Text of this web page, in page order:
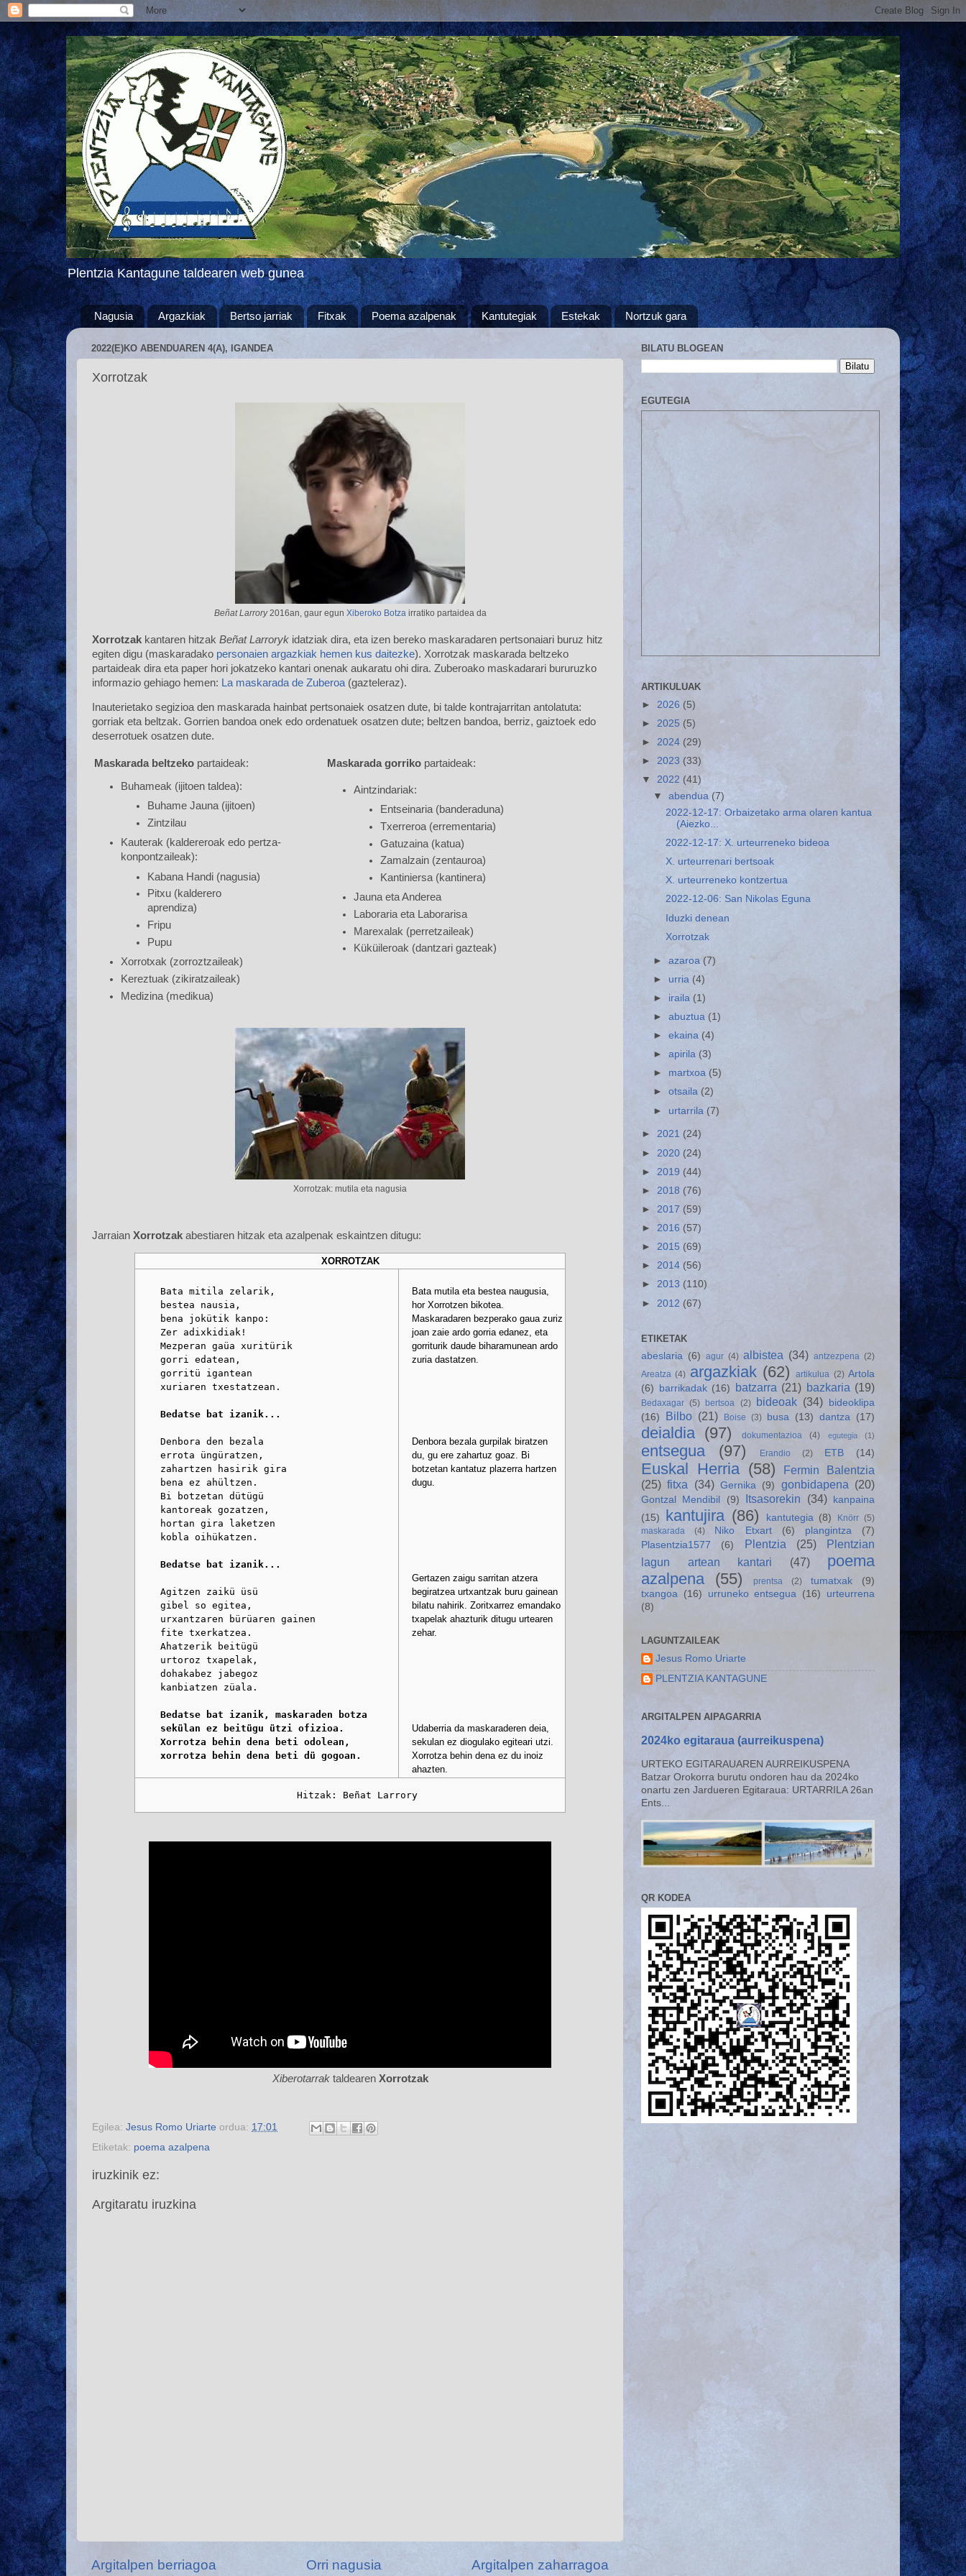
Plentzia Kantagune taldearen web gunea
Nagusia Argazkiak Bertso jarriak Fitxak Poema azalpenak Kantutegiak Estekak Nortzuk gara
2022(E)KO ABENDUAREN 4(A), IGANDEA
Xorrotzak
Beñat Larrory2016an, gaur egun Xiberoko Botza irratiko partaidea da
Xorrotzak kantaren hitzak Beñat Larroryk idatziak dira, eta izen bereko maskaradaren pertsonaiari buruz hitz
egiten digu (maskaradako personaien argazkiak hemen kus daitezke). Xorrotzak maskarada beltzeko
partaideak dira eta paper hori jokatzeko kantari onenak aukaratu ohi dira. Zuberoako maskadarari bururuzko
informazio gehiago hemen: La maskarada de Zuberoa (gazteleraz).
Inauterietako segizioa den maskarada hainbat pertsonaiek osatzen dute, bi talde kontrajarritan antolatuta:
gorriak eta beltzak. Gorrien bandoa onek edo ordenatuek osatzen dute; beltzen bandoa, berriz, gaiztoek edo
deserrotuek osatzen dute.
Maskarada beltzeko partaideak: Maskarada gorriko partaideak:
Buhameak (ijitoen taldea):
Buhame Jauna (ijitoen)
Zintzilau
Kauterak (kaldereroak edo pertza-
konpontzaileak):
Kabana Handi (nagusia)
Pitxu (kalderero
aprendiza)
Fripu
Pupu
Xorrotxak (zorroztzaileak)
Kereztuak (zikiratzaileak)
Medizina (medikua)
Aintzindariak:
Entseinaria (banderaduna)
Txerreroa (errementaria)
Gatuzaina (katua)
Zamalzain (zentauroa)
Kantiniersa (kantinera)
Jauna eta Anderea
Laboraria eta Laborarisa
Marexalak (perretzaileak)
Küküileroak (dantzari gazteak)
Xorrotzak: mutila eta nagusia
Jarraian Xorrotzak abestiaren hitzak eta azalpenak eskaintzen ditugu:
XORROTZAK
    Bata mitila zelarik,
    bestea nausia,
    bena jokütik kanpo:
    Zer adixkidiak!
    Mezperan gaüa xuritürik
    gorri edatean,
    gorritü igantean
    xuriaren txestatzean.
Bedatse bat izanik...
    Denbora den bezala
    errota üngüratzen,
    zahartzen hasirik gira
    bena ez ahültzen.
    Bi botzetan dütügü
    kantoreak gozatzen,
    hortan gira laketzen
    kobla oihükatzen.
Bedatse bat izanik...
    Agitzen zaikü üsü
    gibel so egitea,
    urxantzaren bürüaren gainen
    fite txerkatzea.
    Ahatzerik beitügü
    urtoroz txapelak,
    dohakabez jabegoz
    kanbiatzen züala.
Bedatse bat izanik, maskaraden botza
    sekülan ez beitügu ützi ofizioa.
    Xorrotza behin dena beti odolean,
    xorrotza behin dena beti dü gogoan.
Bata mutila eta bestea naugusia,
hor Xorrotzen bikotea.
Maskaradaren bezperako gaua zuriz
joan zaie ardo gorria edanez, eta
gorriturik daude biharamunean ardo
zuria dastatzen.
Denbora bezala gurpilak biratzen
du, gu ere zahartuz goaz. Bi
botzetan kantatuz plazerra hartzen
dugu.
Gertazen zaigu sarritan atzera
begiratzea urtxantzak buru gainean
bilatu nahirik. Zoritxarrez emandako
txapelak ahazturik ditugu urtearen
zehar.
Udaberria da maskaraderen deia,
sekulan ez diogulako egiteari utzi.
Xorrotza behin dena ez du inoiz
ahazten.
                            Hitzak: Beñat Larrory
Xiberotarraktaldearen Xorrotzak
Egilea: Jesus Romo Uriarte ordua: 17:01
Etiketak: poema azalpena
iruzkinik ez:
Argitaratu iruzkina
Argitalpen berriagoa Argitalpen zaharragoa
Orri nagusia
BILATU BLOGEAN
EGUTEGIA
ARTIKULUAK
► 2026 (5)
► 2025 (5)
► 2024 (29)
► 2023 (33)
▼ 2022 (41)
▼abendua (7)
2022-12-17: Orbaizetako arma olaren kantua
(Aiezko...
2022-12-17: X. urteurreneko bideoa
X. urteurrenari bertsoak
X. urteurreneko kontzertua
2022-12-06: San Nikolas Eguna
Iduzki denean
Xorrotzak
►azaroa (7)
► urria (4)
► iraila (1)
►abuztua (1)
►ekaina (4)
►apirila (3)
► martxoa (5)
►otsaila (2)
► urtarrila (7)
► 2021 (24)
► 2020 (24)
► 2019 (44)
► 2018 (76)
► 2017 (59)
► 2016 (57)
► 2015 (69)
► 2014 (56)
► 2013 (110)
► 2012 (67)
ETIKETAK
abeslaria (6) agur (4) albistea (34) antzezpena (2)
Areatza (4) argazkiak (62) artikulua (2) Artola
(6)
barrikadak (16) batzarra (21) bazkaria (19)
Bedaxagar (5) bertsoa (2) bideoak (34)
bideoklipa
(16)
Bilbo (21) Boise (3) busa (13) dantza (17)
deialdia (97) dokumentazioa (4) egutegia (1)
entsegua (97) Erandio (2) ETB (14)
Euskal Herria (58)
Fermin Balentzia
(25) fitxa (34) Gernika (9) gonbidapena (20)
Gontzal Mendibil (9) Itsasorekin (34)
kanpaina
(15)
kantujira (86) kantutegia (8) Knörr (5)
maskarada
(4) Niko Etxart (6) plangintza
(7)
Plasentzia1577
(6) Plentzia (25)
Plentzian
lagun artean kantari
(47)
poema
azalpena
(55) prentsa (2) tumatxak
(9)
txangoa (16) urruneko entsegua (16)
urteurrena
(8)
LAGUNTZAILEAK
Jesus Romo Uriarte
PLENTZIA KANTAGUNE
ARGITALPEN AIPAGARRIA
2024ko egitaraua (aurreikuspena)
URTEKO EGITARAUAREN AURREIKUSPENA
Batzar Orokorra burutu ondoren hau da 2024ko
onartu zen Jardueren Egitaraua: URTARRILA 26an
Ents...
QR KODEA